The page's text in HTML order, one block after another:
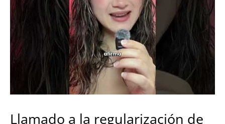
Llamado a la regularización de